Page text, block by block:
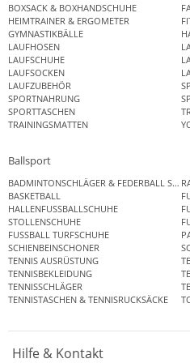
BOXSACK & BOXHANDSCHUHE
HEIMTRAINER & ERGOMETER
GYMNASTIKBÄLLE
LAUFHOSEN
LAUFSCHUHE
LAUFSOCKEN
LAUFZUBEHÖR
SPORTNAHRUNG
SPORTTASCHEN
TRAININGSMATTEN
Ballsport
BADMINTONSCHLÄGER & FEDERBALL SETS
BASKETBALL
HALLENFUSSBALLSCHUHE
STOLLENSCHUHE
FUSSBALL TURFSCHUHE
SCHIENBEINSCHONER
TENNIS AUSRÜSTUNG
TENNISBEKLEIDUNG
TENNISSCHLÄGER
TENNISTASCHEN & TENNISRUCKSÄCKE
Hilfe & Kontakt